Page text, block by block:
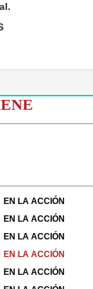
EN LA ACCIÓN
EN LA ACCIÓN
EN LA ACCIÓN
EN LA ACCIÓN
EN LA ACCIÓN